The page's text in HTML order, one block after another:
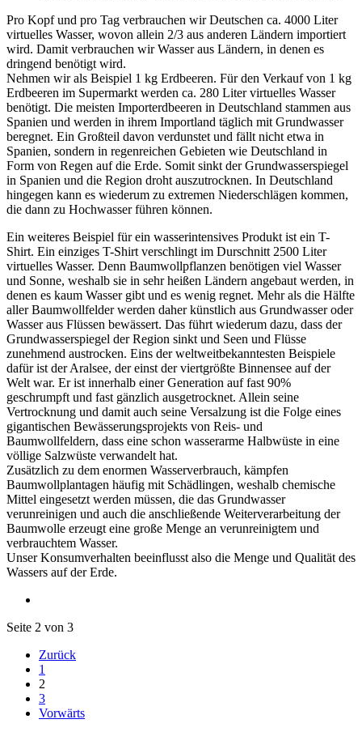
Pro Kopf und pro Tag verbrauchen wir Deutschen ca. 4000 Liter
virtuelles Wasser, wovon allein 2/3 aus anderen Ländern importiert
wird. Damit verbrauchen wir Wasser aus Ländern, in denen es
dringend benötigt wird.
Nehmen wir als Beispiel 1 kg Erdbeeren. Für den Verkauf von 1 kg
Erdbeeren im Supermarkt werden ca. 280 Liter virtuelles Wasser
benötigt. Die meisten Importerdbeeren in Deutschland stammen aus
Spanien und werden in ihrem Importland täglich mit Grundwasser
beregnet. Ein Großteil davon verdunstet und fällt nicht etwa in
Spanien, sondern in regenreichen Gebieten wie Deutschland in
Form von Regen auf die Erde. Somit sinkt der Grundwasserspiegel
in Spanien und die Region droht auszutrocknen. In Deutschland
hingegen kann es wiederum zu extremen Niederschlägen kommen,
die dann zu Hochwasser führen können.
Ein weiteres Beispiel für ein wasserintensives Produkt ist ein T-
Shirt. Ein einziges T-Shirt verschlingt im Durschnitt 2500 Liter
virtuelles Wasser. Denn Baumwollpflanzen benötigen viel Wasser
und Sonne, weshalb sie in sehr heißen Ländern angebaut werden, in
denen es kaum Wasser gibt und es wenig regnet. Mehr als die Hälfte
aller Baumwollfelder werden daher künstlich aus Grundwasser oder
Wasser aus Flüssen bewässert. Das führt wiederum dazu, dass der
Grundwasserspiegel der Region sinkt und Seen und Flüsse
zunehmend austrocken. Eins der weltweitbekanntesten Beispiele
dafür ist der Aralsee, der einst der viertgrößte Binnensee auf der
Welt war. Er ist innerhalb einer Generation auf fast 90%
geschrumpft und fast gänzlich ausgetrocknet. Allein seine
Vertrocknung und damit auch seine Versalzung ist die Folge eines
gigantischen Bewässerungsprojekts von Reis- und
Baumwollfeldern, dass eine schon wasserarme Halbwüste in eine
völlige Salzwüste verwandelt hat.
Zusätzlich zu dem enormen Wasserverbrauch, kämpfen
Baumwollplantagen häufig mit Schädlingen, weshalb chemische
Mittel eingesetzt werden müssen, die das Grundwasser
verunreinigen und auch die anschließende Weiterverarbeitung der
Baumwolle erzeugt eine große Menge an verunreinigtem und
verbrauchtem Wasser.
Unser Konsumverhalten beeinflusst also die Menge und Qualität des
Wassers auf der Erde.
Seite 2 von 3
Zurück
1
2
3
Vorwärts